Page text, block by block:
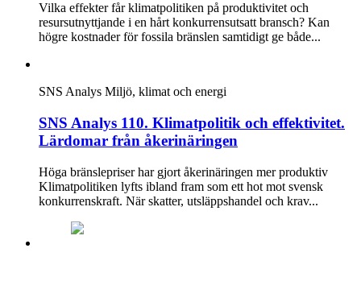
Vilka effekter får klimatpolitiken på produktivitet och
resursutnyttjande i en hårt konkurrensutsatt bransch? Kan
högre kostnader för fossila bränslen samtidigt ge både...
SNS Analys Miljö, klimat och energi
SNS Analys 110. Klimatpolitik och effektivitet.
Lärdomar från åkerinäringen
Höga bränslepriser har gjort åkerinäringen mer produktiv
Klimatpolitiken lyfts ibland fram som ett hot mot svensk
konkurrenskraft. När skatter, utsläppshandel och krav...